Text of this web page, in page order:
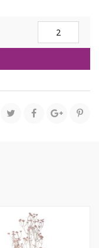
ΣΚΟΥΡΗ
ΡΟΖ
120ΕΚ